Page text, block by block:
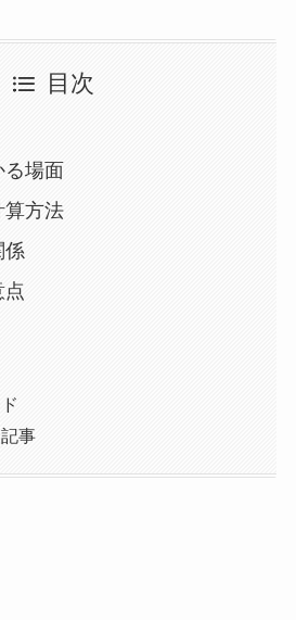
目次
場面
算方法
係
点
事